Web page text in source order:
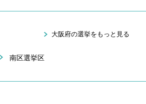
大阪府の選挙をもっと見る
南区選挙区